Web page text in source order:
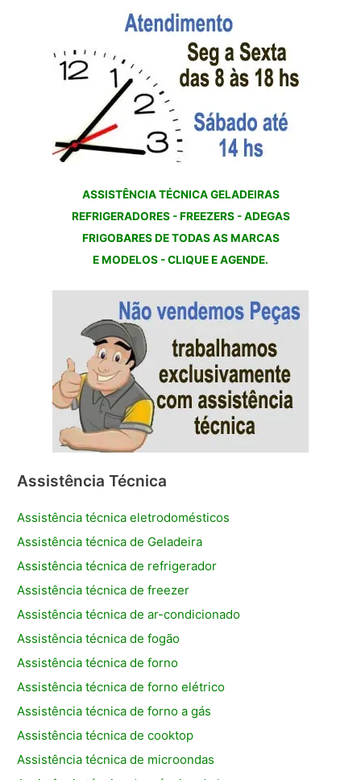
ASSISTÊNCIA TÉCNICA GELADEIRAS
REFRIGERADORES - FREEZERS - ADEGAS
FRIGOBARES DE TODAS AS MARCAS
E MODELOS - CLIQUE E AGENDE.
Assistência Técnica
Assistência técnica eletrodomésticos
Assistência técnica de Geladeira
Assistência técnica de refrigerador
Assistência técnica de freezer
Assistência técnica de ar-condicionado
Assistência técnica de fogão
Assistência técnica de forno
Assistência técnica de forno elétrico
Assistência técnica de forno a gás
Assistência técnica de cooktop
Assistência técnica de microondas